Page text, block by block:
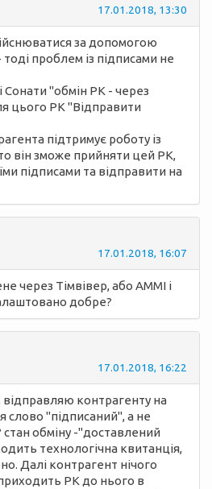
17.01.2018, 13:30
за допомогою
проблем із підписами не
Сонати "обмін РК - через
цього РК "Відправити
підтримує роботу із
він зможе прийняти цей РК,
підписами та відправити на
17.01.2018, 16:07
через Тімвівер, або АММІ і
добре?
17.01.2018, 16:22
контрагенту на
слово "підписаний", а не
обміну -"доставлений
технологічна квитанція,
Далі контрагент нічого
РК до нього в